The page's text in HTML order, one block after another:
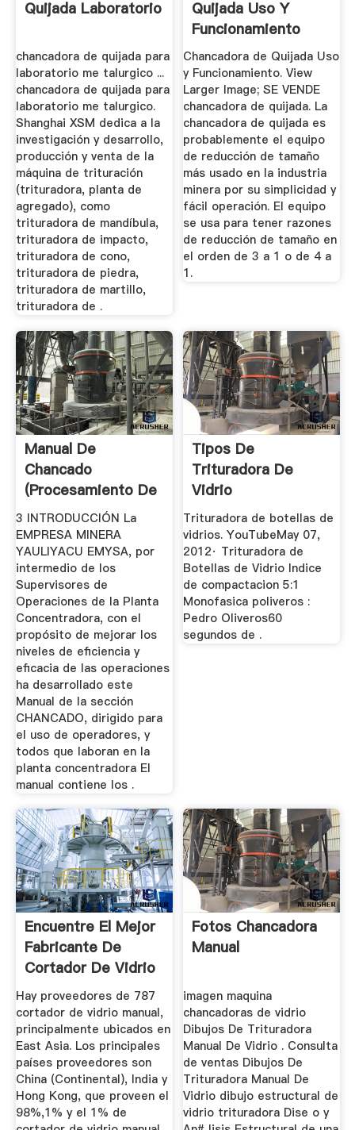
Quijada Laboratorio
chancadora de quijada para
laboratorio me talurgico ...
chancadora de quijada para
laboratorio me talurgico.
Shanghai XSM dedica a la
investigación y desarrollo,
producción y venta de la
máquina de trituración
(trituradora, planta de
agregado), como
trituradora de mandíbula,
trituradora de impacto,
trituradora de cono,
trituradora de piedra,
trituradora de martillo,
trituradora de .
Quijada Uso Y
Funcionamiento
Chancadora de Quijada Uso
y Funcionamiento. View
Larger Image; SE VENDE
chancadora de quijada. La
chancadora de quijada es
probablemente el equipo
de reducción de tamaño
más usado en la industria
minera por su simplicidad y
fácil operación. El equipo
se usa para tener razones
de reducción de tamaño en
el orden de 3 a 1 o de 4 a
1.
Manual De
Chancado
(Procesamiento De
Minerales ...
3 INTRODUCCIÓN La
EMPRESA MINERA
YAULIYACU EMYSA, por
intermedio de los
Supervisores de
Operaciones de la Planta
Concentradora, con el
propósito de mejorar los
niveles de eficiencia y
eficacia de las operaciones
ha desarrollado este
Manual de la sección
CHANCADO, dirigido para
el uso de operadores, y
todos que laboran en la
planta concentradora El
manual contiene los .
Tipos De
Trituradora De
Vidrio
Trituradora de botellas de
vidrios. YouTubeMay 07,
2012· Trituradora de
Botellas de Vidrio Indice
de compactacion 5:1
Monofasica poliveros :
Pedro Oliveros60
segundos de .
Encuentre El Mejor
Fabricante De
Cortador De Vidrio
Manual ...
Hay proveedores de 787
cortador de vidrio manual,
principalmente ubicados en
East Asia. Los principales
países proveedores son
China (Continental), India y
Hong Kong, que proveen el
98%,1% y el 1% de
Fotos Chancadora
Manual
imagen maquina
chancadoras de vidrio
Dibujos De Trituradora
Manual De Vidrio . Consulta
de ventas Dibujos De
Trituradora Manual De
Vidrio dibujo estructural de
vidrio trituradora Dise o y